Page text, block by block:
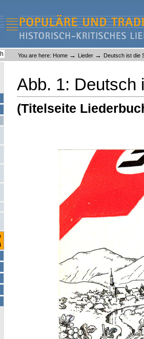
Liederlexikon
You are here: Home → Lieder → Deutsch ist die
Abb. 1: Deutsch
(Titelseite